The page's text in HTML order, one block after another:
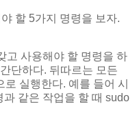
할 5가지 명령을 보자.
고 사용해야 할 명령을 하
단하다. 뒤따르는 모든
실행한다. 예를 들어 시
같은 작업을 할 때 sudo